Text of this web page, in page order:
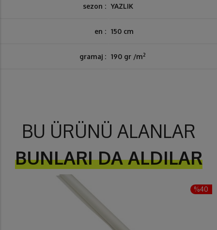
sezon : YAZLIK
en : 150 cm
gramaj : 190 gr /m2
BU ÜRÜNÜ ALANLAR
BUNLARI DA ALDILAR
%40